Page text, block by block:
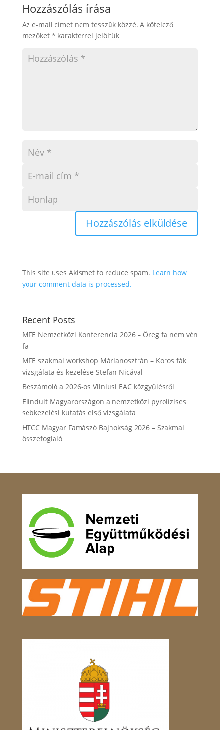
Hozzászólás írása
Az e-mail címet nem tesszük közzé. A kötelező
mezőket * karakterrel jelöltük
This site uses Akismet to reduce spam. Learn how
your comment data is processed.
Recent Posts
MFE Nemzetközi Konferencia 2026 – Öreg fa nem vén
fa
MFE szakmai workshop Márianosztrán – Koros fák
vizsgálata és kezelése Stefan Nicával
Beszámoló a 2026-os Vilniusi EAC közgyűlésről
Elindult Magyarországon a nemzetközi pyrolízises
sebkezelési kutatás első vizsgálata
HTCC Magyar Famászó Bajnokság 2026 – Szakmai
összefoglaló